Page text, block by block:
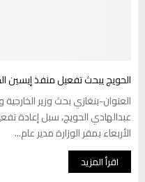
الحويج يبحث تفعيل منفذ إيسين
العنوان-بنغازي بحث وزير الخارجية
عبدالهادي الحويج، سبل إعادة
الأربعاء بمقر الوزارة مدير عام...
اقرأ المزيد